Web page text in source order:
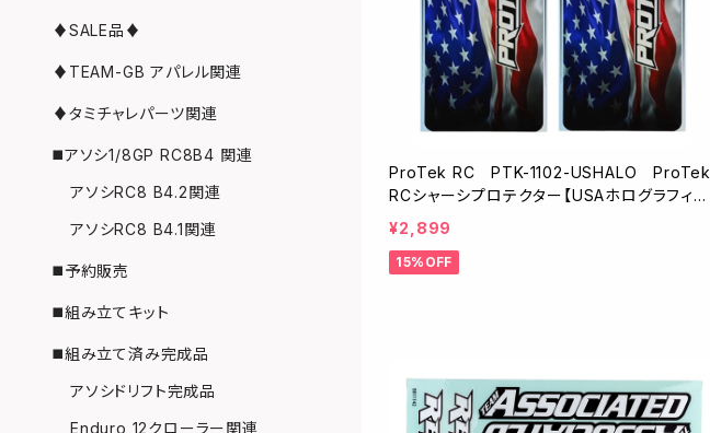
ProTek RC PTK-1102-USHALO ProTek
RCシャーシプロテクター【USAホログラフィッ
ク/フリーカット/125×335mm/2枚入】
¥2,899
15%OFF
♦︎SALE品♦︎
♦︎TEAM-GB アパレル関連
♦︎タミチャレパーツ関連
◼️アソシ1/8GP RC8B4 関連
アソシRC8 B4.2関連
アソシRC8 B4.1関連
◼️予約販売
◼️組み立てキット
◼️組み立て済み完成品
アソシドリフト完成品
Enduro 12クローラー関連